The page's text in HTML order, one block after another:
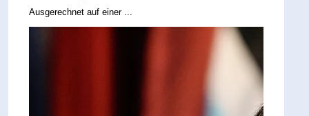
Ausgerechnet auf einer ...